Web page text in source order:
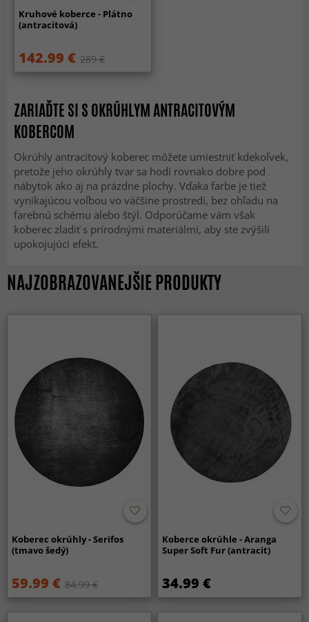
Kruhové koberce - Plátno
(antracitová)
142.99 € 289 €
ZARIAĎTE SI S OKRÚHLYM ANTRACITOVÝM
KOBERCOM
Okrúhly antracitový koberec môžete umiestniť kdekoľvek,
pretože jeho okrúhly tvar sa hodí rovnako dobre pod
nábytok ako aj na prázdne plochy. Vďaka farbe je tiež
vynikajúcou voľbou vo väčšine prostredí, bez ohľadu na
farebnú schému alebo štýl. Odporúčame vám však
koberec zladiť s prírodnými materiálmi, aby ste zvýšili
upokojujúci efekt.
NAJZOBRAZOVANEJŠIE PRODUKTY
Koberec okrúhly - Serifos
(tmavo šedý)
59.99 € 84.99 €
Koberce okrúhle - Aranga
Super Soft Fur (antracit)
34.99 €